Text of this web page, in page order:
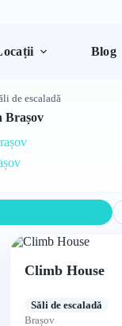
Blog
de escaladă
Brașov
Climb House
Săli de escaladă
Brașov